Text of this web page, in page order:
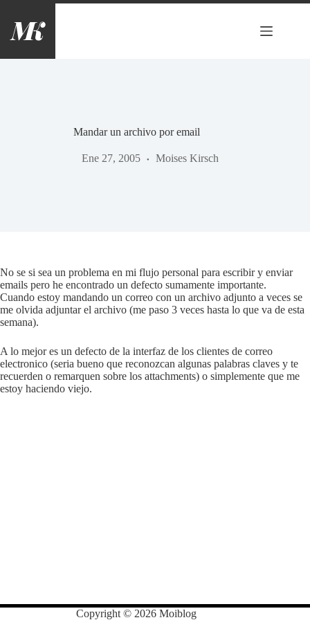
contenido
Mandar un archivo por email
Ene 27, 2005 Moises Kirsch
No se si sea un problema en mi flujo personal para escribir y enviar
emails pero he encontrado un defecto sumamente importante.
Cuando estoy mandando un correo con un archivo adjunto a veces se
me olvida adjuntar el archivo (me paso 3 veces hasta lo que va de esta
semana).
A lo mejor es un defecto de la interfaz de los clientes de correo
electronico (seria bueno que reconozcan algunas palabras claves y te
recuerden o remarquen sobre los attachments) o simplemente que me
estoy haciendo viejo.
Copyright © 2026 Moiblog